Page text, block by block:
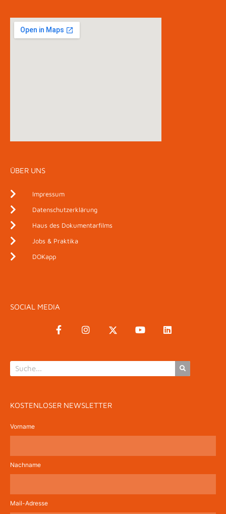
ÜBER UNS
Impressum
Datenschutzerklärung
Haus des Dokumentarfilms
Jobs & Praktika
DOKapp
SOCIAL MEDIA
KOSTENLOSER NEWSLETTER
Vorname
Nachname
Mail-Adresse